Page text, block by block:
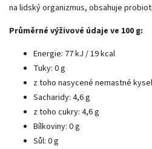
na lidský organizmus, obsahuje
Průměrné výživové údaje ve 100 g:
Energie: 77 kJ / 19 kcal
Tuky: 0 g
z toho nasycené nemastné
Sacharidy: 4,6 g
z toho cukry: 4,6 g
Bílkoviny: 0 g
Sůl: 0 g